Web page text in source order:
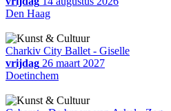
Den Haag
Charkiv City Ballet - Giselle
vrijdag 26 maart 2027
Doetinchem